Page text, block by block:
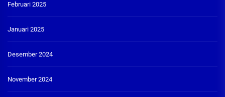
Februari 2025
Januari 2025
Desember 2024
November 2024